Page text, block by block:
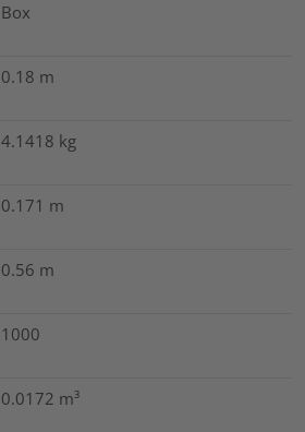
Box
0.18 m
4.1418 kg
0.171 m
0.56 m
1000
0.0172 m³